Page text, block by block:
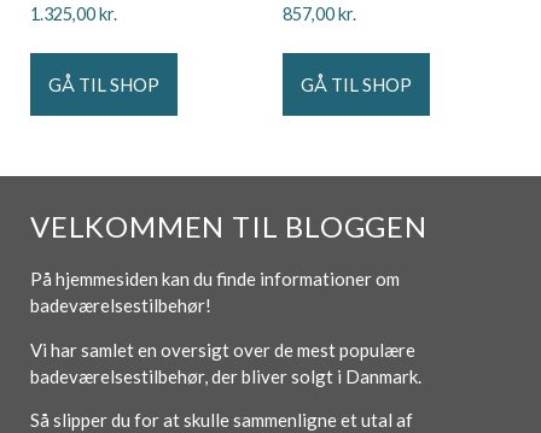
1.325,00kr.
GÅ TIL SHOP
857,00kr.
GÅ TIL SHOP
VELKOMMEN TIL BLOGGEN
På hjemmesiden kan du finde informationer om
badeværelsestilbehør!
Vi har samlet en oversigt over de mest populære
badeværelsestilbehør, der bliver solgt i Danmark.
Så slipper du for at skulle sammenligne et utal af